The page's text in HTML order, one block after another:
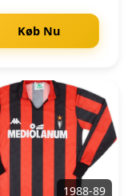
Køb Nu
1988-89